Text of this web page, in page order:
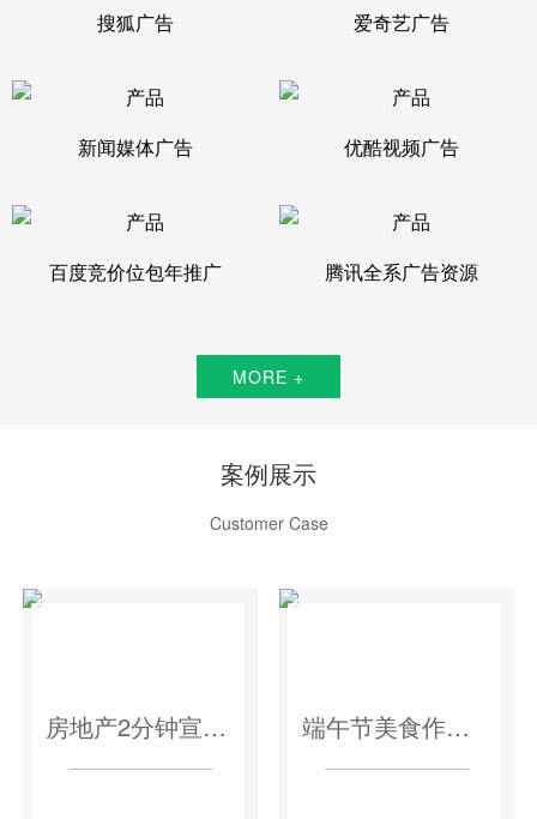
搜狐广告 爱奇艺广告
新闻媒体广告 优酷视频广告
百度竞价位包年推广 腾讯全系广告资源
MORE +
案例展示
Customer Case
房地产2分钟宣传片 端午节美食作品短视频案例